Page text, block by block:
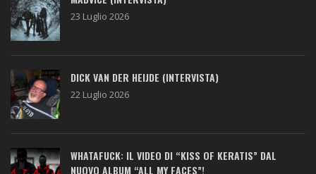
23 Luglio 2026
DICK VAN DER HEIJDE (INTERVISTA)
22 Luglio 2026
WHATAFUCK: IL VIDEO DI “KISS OF KERATIS” DAL
NUOVO ALBUM “ALL MY FACES”!